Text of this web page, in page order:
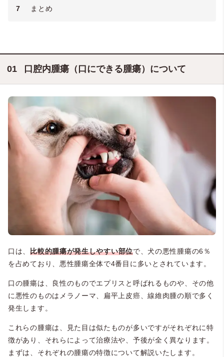
7
まとめ
口腔内腫瘍（口にできる腫瘍）について
口は、比較的腫瘍が発生しやすい部位で、犬の悪性腫瘍の6％
を占めており、悪性腫瘍全体で4番目に多いとされています。
口の腫瘍は、良性のものでエプリスと呼ばれるものや、その他
に悪性のものはメラノーマ、扁平上皮癌、線維肉腫の順で多く
発生します。
これらの腫瘍は、見た目は似たものが多いですがそれぞれに特
徴があり、それらによって治療法や、予後が全く異なります。
まずは、それぞれの腫瘍の特徴について解説いたします。